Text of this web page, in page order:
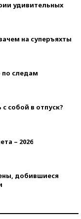
удивительных
на суперъяхты
следам
собой в отпуск?
– 2026
добившиеся